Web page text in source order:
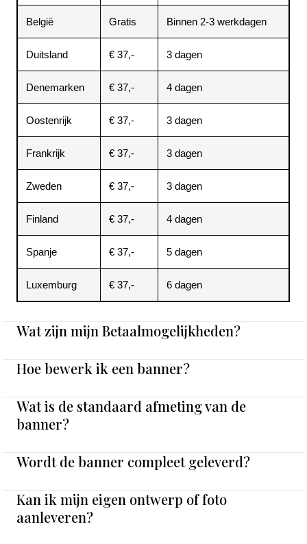
België Gratis Binnen 2-3 werkdagen
Duitsland € 37,- 3 dagen
Denemarken € 37,- 4 dagen
Oostenrijk € 37,- 3 dagen
Frankrijk € 37,- 3 dagen
Zweden € 37,- 3 dagen
Finland € 37,- 4 dagen
Spanje € 37,- 5 dagen
Luxemburg € 37,- 6 dagen
Wat zijn mijn Betaalmogelijkheden?
Hoe bewerk ik een banner?
Wat is de standaard afmeting van de
banner?
Wordt de banner compleet geleverd?
Kan ik mijn eigen ontwerp of foto
aanleveren?